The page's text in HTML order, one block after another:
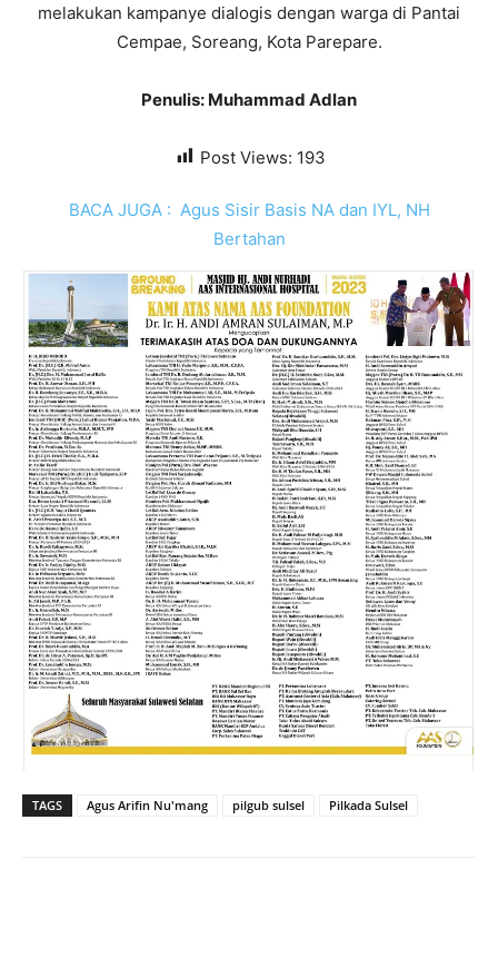
melakukan kampanye dialogis dengan warga di Pantai
Cempae, Soreang, Kota Parepare.
Penulis: Muhammad Adlan
Post Views: 193
BACA JUGA : Agus Sisir Basis NA dan IYL, NH
Bertahan
TAGS Agus Arifin Nu'mang pilgub sulsel Pilkada Sulsel